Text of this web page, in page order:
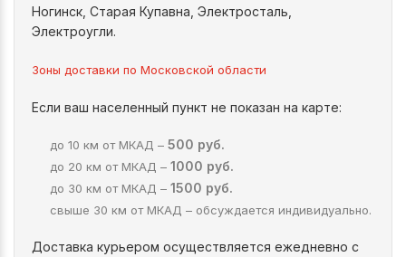
Ногинск, Старая Купавна, Электросталь,
Электроугли.
Зоны доставки по Московской области
Если ваш населенный пункт не показан на карте:
до 10 км от МКАД – 500 руб.
до 20 км от МКАД – 1000 руб.
до 30 км от МКАД – 1500 руб.
свыше 30 км от МКАД – обсуждается индивидуально.
Доставка курьером осуществляется ежедневно с